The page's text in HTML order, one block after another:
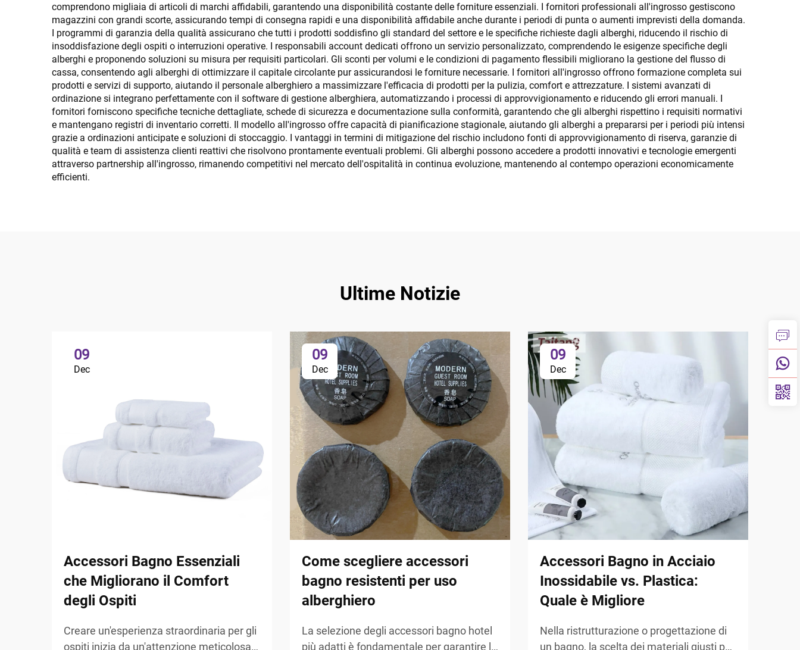
comprendono migliaia di articoli di marchi affidabili, garantendo una disponibilità costante delle forniture essenziali. I fornitori professionali all'ingrosso gestiscono
magazzini con grandi scorte, assicurando tempi di consegna rapidi e una disponibilità affidabile anche durante i periodi di punta o aumenti imprevisti della domanda.
I programmi di garanzia della qualità assicurano che tutti i prodotti soddisfino gli standard del settore e le specifiche richieste dagli alberghi, riducendo il rischio di
insoddisfazione degli ospiti o interruzioni operative. I responsabili account dedicati offrono un servizio personalizzato, comprendendo le esigenze specifiche degli
alberghi e proponendo soluzioni su misura per requisiti particolari. Gli sconti per volumi e le condizioni di pagamento flessibili migliorano la gestione del flusso di
cassa, consentendo agli alberghi di ottimizzare il capitale circolante pur assicurandosi le forniture necessarie. I fornitori all'ingrosso offrono formazione completa sui
prodotti e servizi di supporto, aiutando il personale alberghiero a massimizzare l'efficacia di prodotti per la pulizia, comfort e attrezzature. I sistemi avanzati di
ordinazione si integrano perfettamente con il software di gestione alberghiera, automatizzando i processi di approvvigionamento e riducendo gli errori manuali. I
fornitori forniscono specifiche tecniche dettagliate, schede di sicurezza e documentazione sulla conformità, garantendo che gli alberghi rispettino i requisiti normativi
e mantengano registri di inventario corretti. Il modello all'ingrosso offre capacità di pianificazione stagionale, aiutando gli alberghi a prepararsi per i periodi più intensi
grazie a ordinazioni anticipate e soluzioni di stoccaggio. I vantaggi in termini di mitigazione del rischio includono fonti di approvvigionamento di riserva, garanzie di
qualità e team di assistenza clienti reattivi che risolvono prontamente eventuali problemi. Gli alberghi possono accedere a prodotti innovativi e tecnologie emergenti
attraverso partnership all'ingrosso, rimanendo competitivi nel mercato dell'ospitalità in continua evoluzione, mantenendo al contempo operazioni economicamente
efficienti.
Ultime Notizie
09
Dec
Accessori Bagno Essenziali
che Migliorano il Comfort
degli Ospiti
Creare un'esperienza straordinaria per gli
ospiti inizia da un'attenzione meticolosa
09
Dec
Come scegliere accessori
bagno resistenti per uso
alberghiero
La selezione degli accessori bagno hotel
più adatti è fondamentale per garantire la
09
Dec
Accessori Bagno in Acciaio
Inossidabile vs. Plastica:
Quale è Migliore
Nella ristrutturazione o progettazione di
un bagno, la scelta dei materiali giusti per